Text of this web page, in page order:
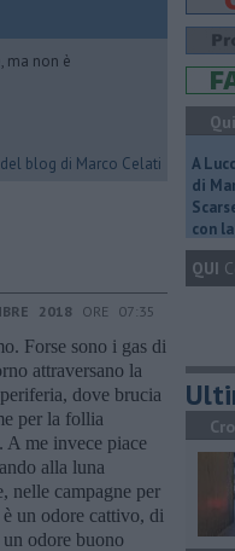
ma non è
blog di Marco Celati
2018 ORE 07:35
Forse sono i gas di
attraversano la
dove brucia
per la follia
me invece piace
alla luna
nelle campagne per
un odore cattivo, di
odore buono
A
di
con
QUI